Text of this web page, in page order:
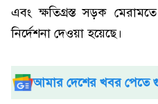
এবং ক্ষতিগ্রস্ত সড়ক মেরামতে
নির্দেশনা দেওয়া হয়েছে।
আমার দেশের খবর পেতে